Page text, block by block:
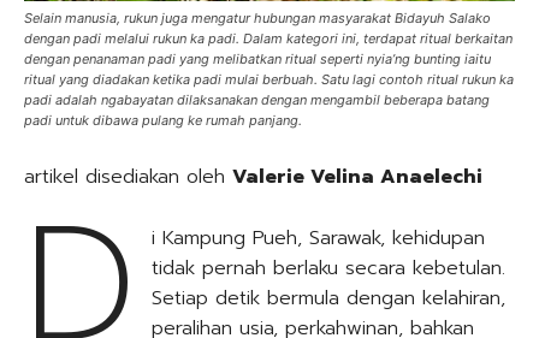
Selain manusia, rukun juga mengatur hubungan masyarakat Bidayuh Salako
dengan padi melalui rukun ka padi. Dalam kategori ini, terdapat ritual berkaitan
dengan penanaman padi yang melibatkan ritual seperti nyia’ng bunting iaitu
ritual yang diadakan ketika padi mulai berbuah. Satu lagi contoh ritual rukun ka
padi adalah ngabayatan dilaksanakan dengan mengambil beberapa batang
padi untuk dibawa pulang ke rumah panjang.
artikel disediakan oleh Valerie Velina Anaelechi
D i Kampung Pueh, Sarawak, kehidupan
tidak pernah berlaku secara kebetulan.
Setiap detik bermula dengan kelahiran,
peralihan usia, perkahwinan, bahkan